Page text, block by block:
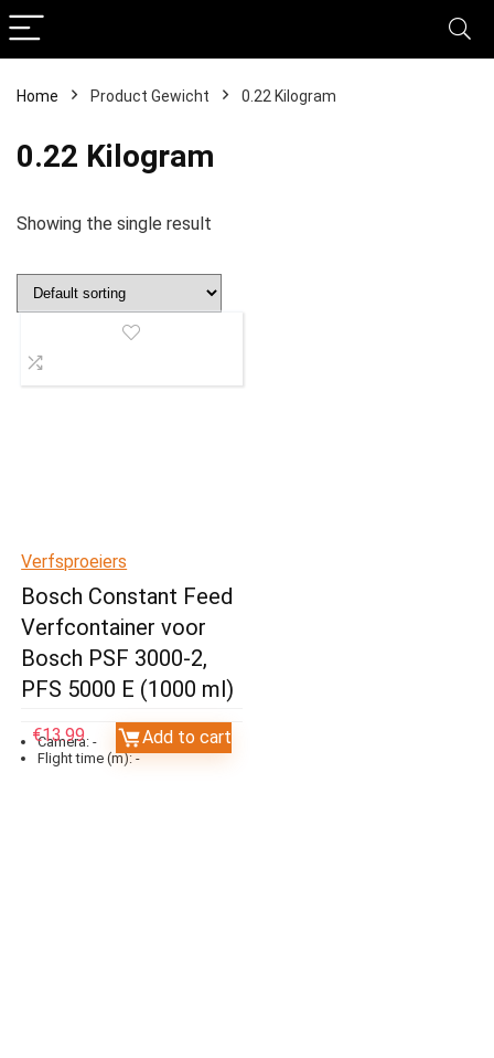
Home Product Gewicht ‎0.22 Kilogram
‎0.22 Kilogram
Showing the single result
Verfsproeiers
Bosch Constant Feed
Verfcontainer voor
Bosch PSF 3000-2,
PFS 5000 E (1000 ml)
Camera: -
Flight time (m):-
€13.99 Add to cart